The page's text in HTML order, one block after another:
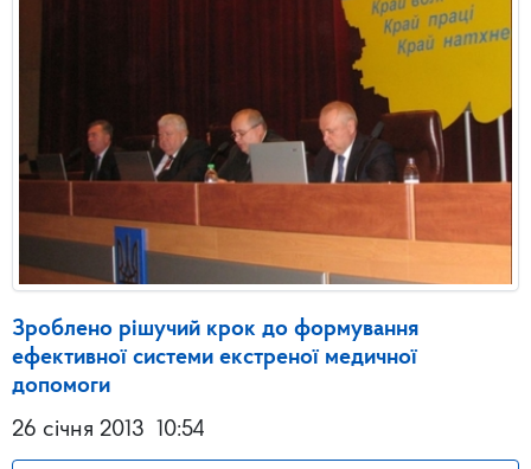
Зроблено рішучий крок до формування
ефективної системи екстреної медичної
допомоги
26 січня 2013 10:54